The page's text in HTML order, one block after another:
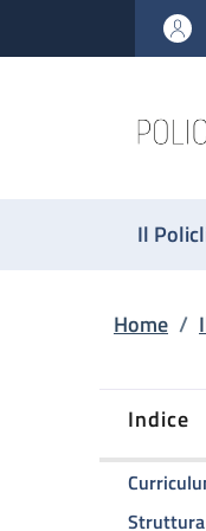
al contenuto
to footer content
Il
Home /
Indice
Struttura